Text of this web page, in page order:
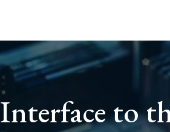
Interface to